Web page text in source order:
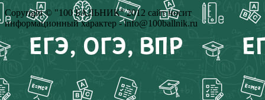
Copyright © "100 БАЛЬНИК" 2012 сайт носит
информационный характер - info@100ballnik.ru